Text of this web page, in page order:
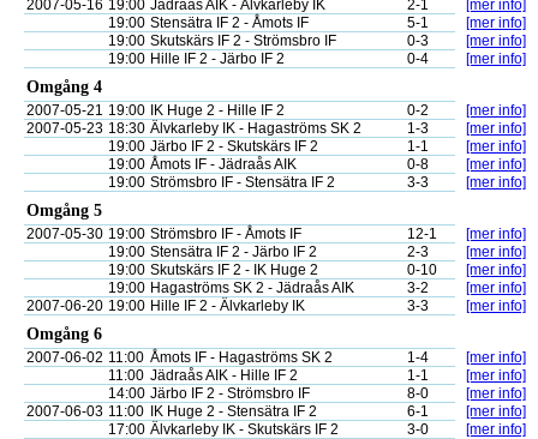
2007-05-16 19:00 Jädraås AIK - Älvkarleby IK 2-1
[mer info]
19:00 Stensätra IF 2 - Åmots IF 5-1
[mer info]
19:00 Skutskärs IF 2 - Strömsbro IF 0-3
[mer info]
19:00 Hille IF 2 - Järbo IF 2 0-4 [mer info]
Omgång 4
2007-05-21 19:00 IK Huge 2 - Hille IF 2 0-2
[mer info]
2007-05-23 18:30 Älvkarleby IK - Hagaströms SK 2 1-3
[mer info]
19:00 Järbo IF 2 - Skutskärs IF 2 1-1
[mer info]
19:00 Åmots IF - Jädraås AIK 0-8
[mer info]
19:00 Strömsbro IF - Stensätra IF 2 3-3 [mer info]
Omgång 5
2007-05-30 19:00 Strömsbro IF - Åmots IF 12-1
[mer info]
19:00 Stensätra IF 2 - Järbo IF 2 2-3
[mer info]
19:00 Skutskärs IF 2 - IK Huge 2 0-10
[mer info]
19:00 Hagaströms SK 2 - Jädraås AIK 3-2
[mer info]
2007-06-20 19:00 Hille IF 2 - Älvkarleby IK 3-3 [mer info]
Omgång 6
2007-06-02 11:00 Åmots IF - Hagaströms SK 2 1-4
[mer info]
11:00 Jädraås AIK - Hille IF 2 1-1
[mer info]
14:00 Järbo IF 2 - Strömsbro IF 8-0
[mer info]
2007-06-03 11:00 IK Huge 2 - Stensätra IF 2 6-1
[mer info]
17:00 Älvkarleby IK - Skutskärs IF 2 3-0 [mer info]